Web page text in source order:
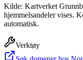
Kilde: Kartverket
hjemmelsandeler vises.
automatisk.
Verktøy